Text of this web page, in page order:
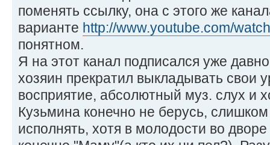
поменять ссылку, она с этого же
варианте http://www.youtube.com/
понятном.
Я на этот канал подписался уже
хозяин прекратил выкладывать свои
восприятие, абсолютный муз. слух и
Кузьмина конечно не берусь,
исполнять, хотя в молодости во